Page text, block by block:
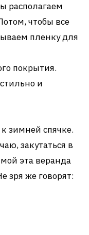
располагаем
чтобы все
пленку для
покрытия.
и
зимней спячке.
закутаться в
эта веранда
зря же говорят: